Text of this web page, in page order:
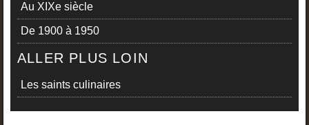
Au XIXe siècle
De 1900 à 1950
ALLER PLUS LOIN
Les saints culinaires